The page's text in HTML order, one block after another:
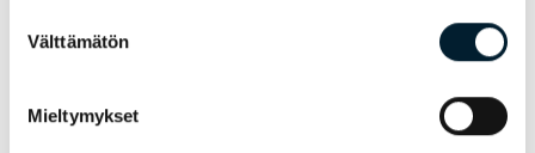
valinta
Välttämätön
Mieltymykset
onnistumistodennäköisyyttä